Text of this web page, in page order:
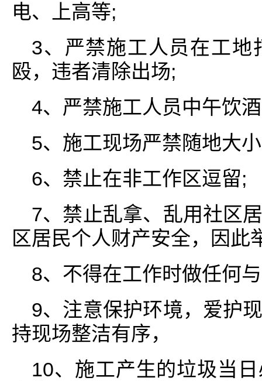
电、上高等;
3、严禁施工人员在工地
殴，违者清除出场;
4、严禁施工人员中午饮
5、施工现场严禁随地大
6、禁止在非工作区逗留;
7、禁止乱拿、乱用社区
区居民个人财产安全，因此
8、不得在工作时做任何
9、注意保护环境，爱护
持现场整洁有序，
10、施工产生的垃圾当